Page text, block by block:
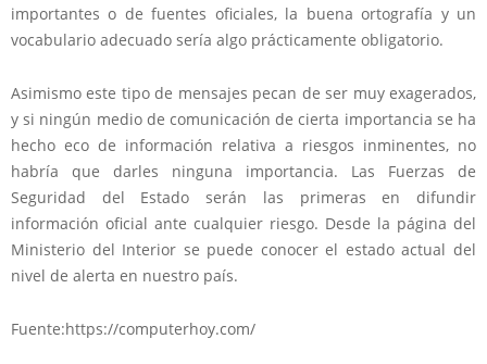
importantes o de fuentes oficiales, la buena ortografía y un
vocabulario adecuado sería algo prácticamente obligatorio.
Asimismo este tipo de mensajes pecan de ser muy exagerados,
y si ningún medio de comunicación de cierta importancia se ha
hecho eco de información relativa a riesgos inminentes, no
habría que darles ninguna importancia. Las Fuerzas de
Seguridad del Estado serán las primeras en difundir
información oficial ante cualquier riesgo. Desde la página del
Ministerio del Interior se puede conocer el estado actual del
nivel de alerta en nuestro país.
Fuente:https://computerhoy.com/